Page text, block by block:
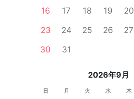
16
17 18 19 20
23
24 25 26 27
30
31
2026年9月
日 月 火 水 木